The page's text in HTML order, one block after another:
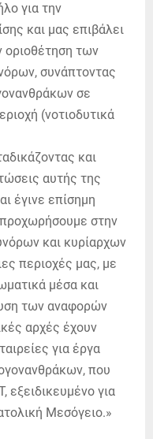
για την
και μας επιβάλει
οριοθέτηση των
συνάπτοντας
σε
(νοτιοδυτικά
και
αυτής της
έγινε επίσημη
προχωρήσουμε στην
και κυρίαρχων
περιοχές μας, με
μέσα και
των αναφορών
αρχές έχουν
για έργα
που
εξειδικευμένο για
Μεσόγειο.»